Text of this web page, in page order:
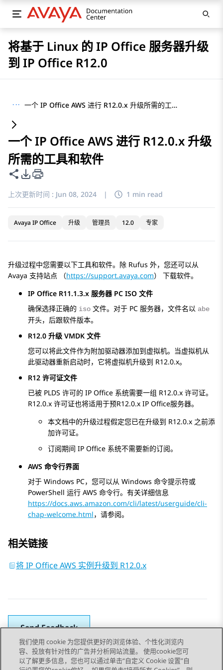
将基于 Linux 的 IP Office 服务器升级
到 IP Office R12.0
··· 一个 IP Office AWS 进行 R12.0.x 升级所需的工具和软件
一个 IP Office AWS 进行 R12.0.x 升级
所需的工具和软件
共享此页面
PDF 导出选项
上次更新时间 : Jun 08, 2024 | 1 min read
Avaya IP Office 升级 管理员 12.0 专家
升级过程中您需要以下工具和软件。除 Rufus 外，您还可以从
Avaya 支持站点 （https://support.avaya.com） 下载软件。
IP Office R11.1.3.x 服务器 PC ISO 文件
确保选择正确的 iso 文件。对于 PC 服务器，文件名以 abe
开头，后跟软件版本。
R12.0 升级 VMDK 文件
您可以将此文件作为附加驱动器添加到虚拟机。当虚拟机从
此驱动器重新启动时，它将虚拟机升级到 R12.0.x。
R12 许可证文件
已被 PLDS 许可的 IP Office 系统需要一组 R12.0.x 许可证。
R12.0.x 许可证也将适用于预R12.0.x IP Office服务器。
本文档中的升级过程假定您已在升级到 R12.0.x 之前添
加许可证。
订阅期间 IP Office 系统不需要新的订阅。
AWS 命令行界面
对于 Windows PC，您可以从 Windows 命令提示符或
PowerShell 运行 AWS 命令行。有关详细信息
https://docs.aws.amazon.com/cli/latest/userguide/cli-
chap-welcome.html，请参阅。
相关链接
将 IP Office AWS 实例升级到 R12.0.x
Send Feedback
我们使用 cookie 为您提供更好的浏览体验、个性化浏览内
容、投放有针对性的广告并分析网站流量。 使用cookie您可
以了解更多信息，您也可以通过单击“自定义 Cookie 设置”自